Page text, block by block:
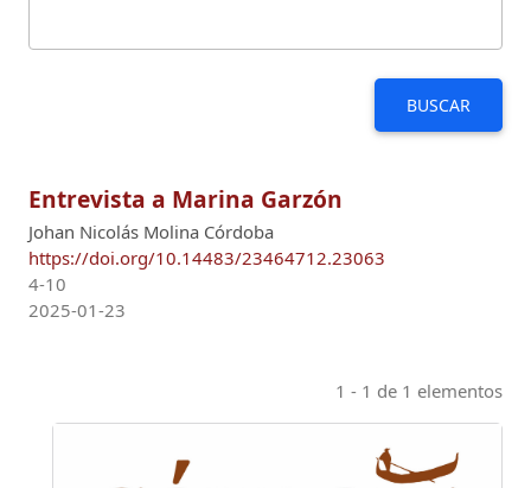
BUSCAR
Entrevista a Marina Garzón
Johan Nicolás Molina Córdoba
https://doi.org/10.14483/23464712.23063
4-10
2025-01-23
1 - 1 de 1 elementos